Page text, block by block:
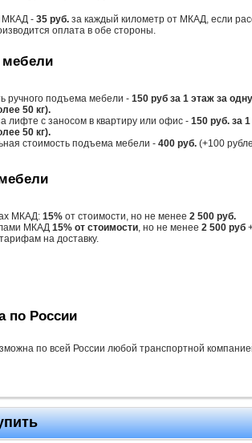
МКАД - 35 руб. за каждый километр от МКАД, если
оплата в обе стороны.
ручного подъема мебели - 150 руб за 1 этаж за
50 кг).
лифте с заносом в квартиру или офис - 150 руб. за
50 кг).
стоимость подъема мебели - 400 руб. (+100
МКАД: 15% от стоимости, но не менее 2 500 руб.
МКАД 15% от стоимости, но не менее 2 500 руб
на доставку.
по России
по всей России любой транспортной